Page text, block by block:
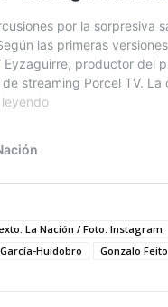
La Nación / Foto: Instagram
Huidobro Gonzalo Feito